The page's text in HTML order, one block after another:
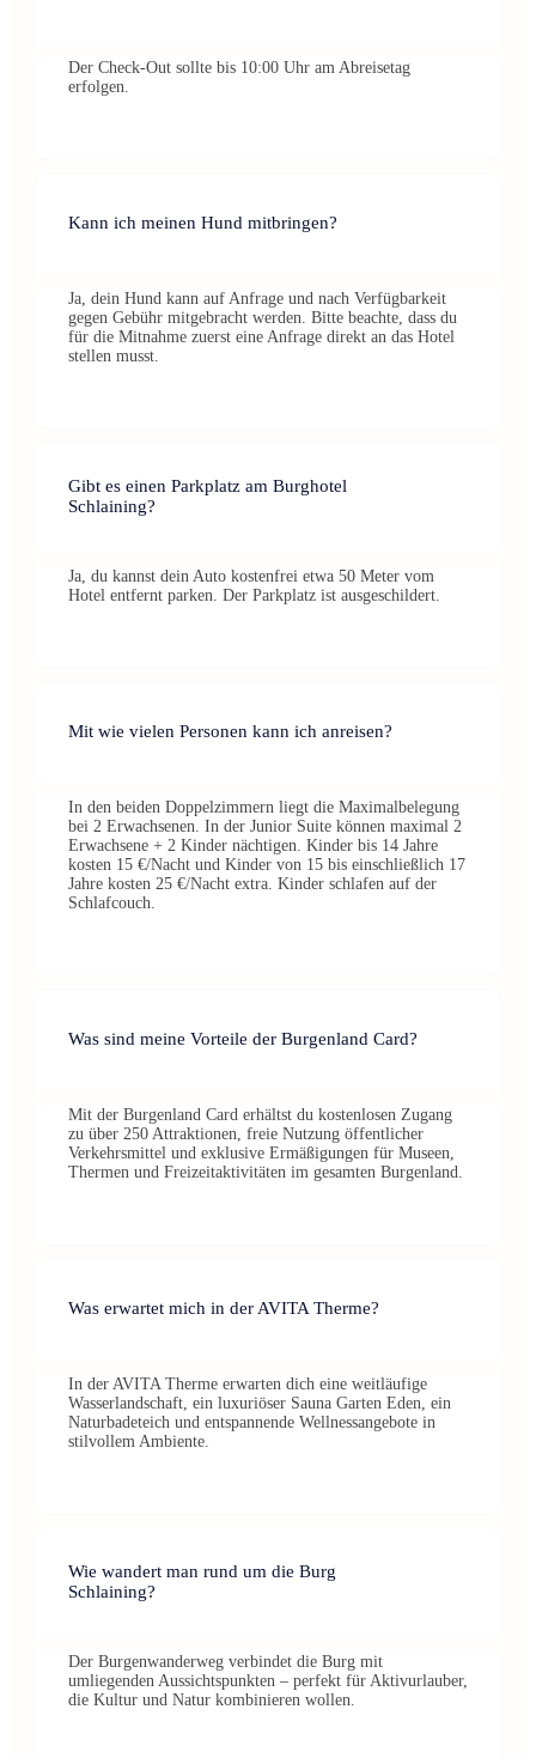
Der Check-Out sollte bis 10:00 Uhr am Abreisetag
erfolgen.
Kann ich meinen Hund mitbringen?
Ja, dein Hund kann auf Anfrage und nach Verfügbarkeit
gegen Gebühr mitgebracht werden. Bitte beachte, dass du
für die Mitnahme zuerst eine Anfrage direkt an das Hotel
stellen musst.
Gibt es einen Parkplatz am Burghotel
Schlaining?
Ja, du kannst dein Auto kostenfrei etwa 50 Meter vom
Hotel entfernt parken. Der Parkplatz ist ausgeschildert.
Mit wie vielen Personen kann ich anreisen?
In den beiden Doppelzimmern liegt die Maximalbelegung
bei 2 Erwachsenen. In der Junior Suite können maximal 2
Erwachsene + 2 Kinder nächtigen. Kinder bis 14 Jahre
kosten 15 €/Nacht und Kinder von 15 bis einschließlich 17
Jahre kosten 25 €/Nacht extra. Kinder schlafen auf der
Schlafcouch.
Was sind meine Vorteile der Burgenland Card?
Mit der Burgenland Card erhältst du kostenlosen Zugang
zu über 250 Attraktionen, freie Nutzung öffentlicher
Verkehrsmittel und exklusive Ermäßigungen für Museen,
Thermen und Freizeitaktivitäten im gesamten Burgenland.
Was erwartet mich in der AVITA Therme?
In der AVITA Therme erwarten dich eine weitläufige
Wasserlandschaft, ein luxuriöser Sauna Garten Eden, ein
Naturbadeteich und entspannende Wellnessangebote in
stilvollem Ambiente.
Wie wandert man rund um die Burg
Schlaining?
Der Burgenwanderweg verbindet die Burg mit
umliegenden Aussichtspunkten – perfekt für Aktivurlauber,
die Kultur und Natur kombinieren wollen.